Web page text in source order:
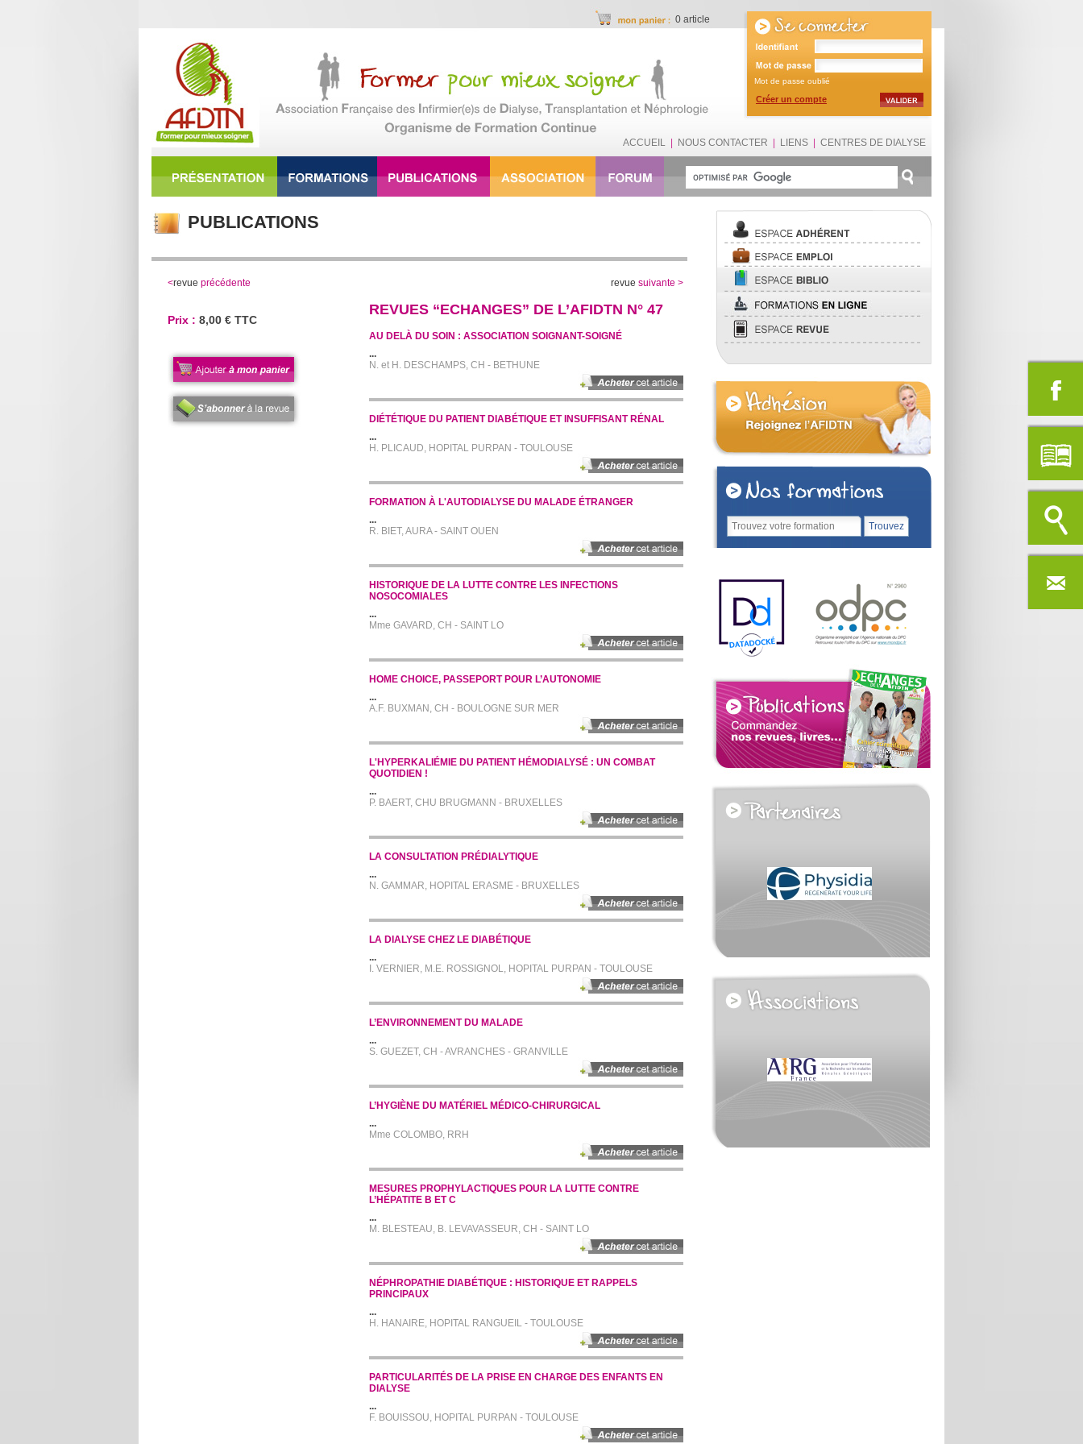
0 article
Mot de passe oublié
Créer un compte
ACCUEIL NOUS CONTACTER LIENS CENTRES DE DIALYSE
PUBLICATIONS
<revue précédente revue suivante >
Prix : 8,00 € TTC
REVUES “ECHANGES” DE L’AFIDTN N° 47
AU DELÀ DU SOIN : ASSOCIATION SOIGNANT-SOIGNÉ
...
N. et H. DESCHAMPS, CH - BETHUNE
DIÉTÉTIQUE DU PATIENT DIABÉTIQUE ET INSUFFISANT RÉNAL
...
H. PLICAUD, HOPITAL PURPAN - TOULOUSE
FORMATION À L'AUTODIALYSE DU MALADE ÉTRANGER
...
R. BIET, AURA - SAINT OUEN
HISTORIQUE DE LA LUTTE CONTRE LES INFECTIONS
NOSOCOMIALES
...
Mme GAVARD, CH - SAINT LO
HOME CHOICE, PASSEPORT POUR L’AUTONOMIE
...
A.F. BUXMAN, CH - BOULOGNE SUR MER
L'HYPERKALIÉMIE DU PATIENT HÉMODIALYSÉ : UN COMBAT
QUOTIDIEN !
...
P. BAERT, CHU BRUGMANN - BRUXELLES
LA CONSULTATION PRÉDIALYTIQUE
...
N. GAMMAR, HOPITAL ERASME - BRUXELLES
LA DIALYSE CHEZ LE DIABÉTIQUE
...
I. VERNIER, M.E. ROSSIGNOL, HOPITAL PURPAN - TOULOUSE
L’ENVIRONNEMENT DU MALADE
...
S. GUEZET, CH - AVRANCHES - GRANVILLE
L’HYGIÈNE DU MATÉRIEL MÉDICO-CHIRURGICAL
...
Mme COLOMBO, RRH
MESURES PROPHYLACTIQUES POUR LA LUTTE CONTRE
L’HÉPATITE B ET C
...
M. BLESTEAU, B. LEVAVASSEUR, CH - SAINT LO
NÉPHROPATHIE DIABÉTIQUE : HISTORIQUE ET RAPPELS
PRINCIPAUX
...
H. HANAIRE, HOPITAL RANGUEIL - TOULOUSE
PARTICULARITÉS DE LA PRISE EN CHARGE DES ENFANTS EN
DIALYSE
...
F. BOUISSOU, HOPITAL PURPAN - TOULOUSE